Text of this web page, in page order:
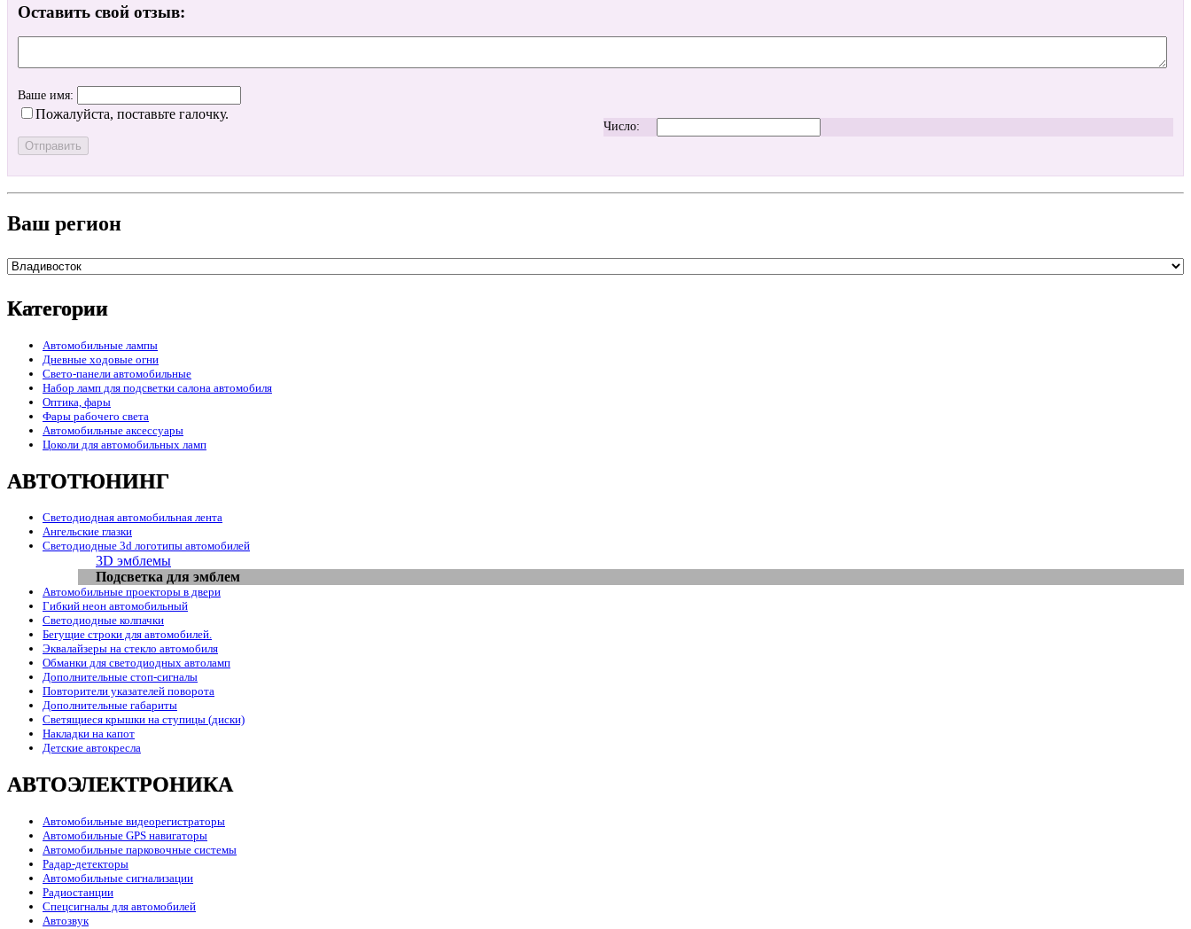
Оставить свой отзыв:
Ваше имя:
Пожалуйста, поставьте галочку.
Число:
Ваш регион
Категории
Автомобильные лампы
Дневные ходовые огни
Свето-панели автомобильные
Набор ламп для подсветки салона автомобиля
Оптика, фары
Фары рабочего света
Автомобильные аксессуары
Цоколи для автомобильных ламп
АВТОТЮНИНГ
Светодиодная автомобильная лента
Ангельские глазки
Светодиодные 3d логотипы автомобилей
3D эмблемы
Подсветка для эмблем
Автомобильные проекторы в двери
Гибкий неон автомобильный
Светодиодные колпачки
Бегущие строки для автомобилей.
Эквалайзеры на стекло автомобиля
Обманки для светодиодных автоламп
Дополнительные стоп-сигналы
Повторители указателей поворота
Дополнительные габариты
Светящиеся крышки на ступицы (диски)
Накладки на капот
Детские автокресла
АВТОЭЛЕКТРОНИКА
Автомобильные видеорегистраторы
Автомобильные GPS навигаторы
Автомобильные парковочные системы
Радар-детекторы
Автомобильные сигнализации
Радиостанции
Спецсигналы для автомобилей
Автозвук